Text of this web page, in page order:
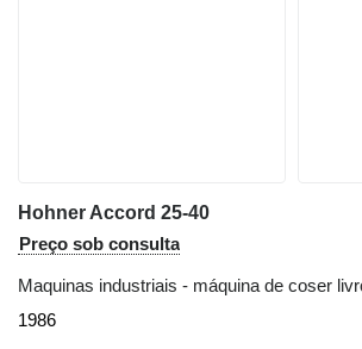
Hohner Accord 25-40
Preço sob consulta
Maquinas industriais - máquina de coser
1986